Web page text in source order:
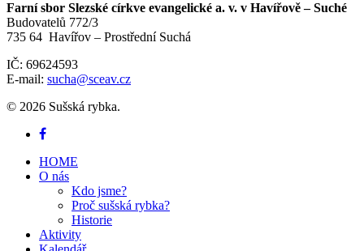
Farní sbor Slezské církve evangelické a. v. v Havířově – Suché
Budovatelů 772/3
735 64 Havířov – Prostřední Suchá
IČ: 69624593
E-mail: sucha@sceav.cz
© 2026 Sušská rybka.
HOME
O nás
Kdo jsme?
Proč sušská rybka?
Historie
Aktivity